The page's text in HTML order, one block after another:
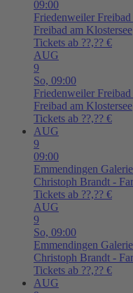
09:00
Friedenweiler
Freibad am Klostersee
Tickets ab ??,?? €
AUG
9
So, 09:00
Friedenweiler
Freibad am Klostersee
Tickets ab ??,?? €
AUG
9
09:00
Emmendingen
Christoph Brandt -
Tickets ab ??,?? €
AUG
9
So, 09:00
Emmendingen
Christoph Brandt -
Tickets ab ??,?? €
AUG